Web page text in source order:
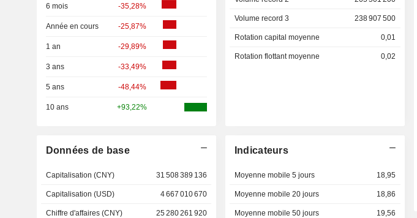
6 mois -35,28%
Année en cours -25,87%
1 an -29,89%
3 ans -33,49%
5 ans -48,44%
10 ans +93,22%
Volume record 3 238 907 500
Rotation capital moyenne 0,01
Rotation flottant moyenne 0,02
Données de base
Capitalisation (CNY) 31 508 389 136
Capitalisation (USD) 4 667 010 670
Chiffre d'affaires (CNY) 25 280 261 920
Indicateurs
Moyenne mobile 5 jours 18,95
Moyenne mobile 20 jours 18,86
Moyenne mobile 50 jours 19,56